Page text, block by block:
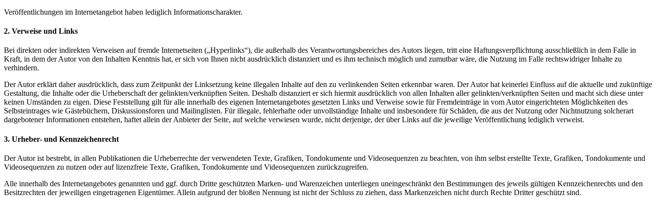
Veröffentlichungen im Internetangebot haben lediglich Informationscharakter.
2. Verweise und Links
Bei direkten oder indirekten Verweisen auf fremde Internetseiten („Hyperlinks“), die außerhalb des Verantwortungsbereiches des Autors liegen, tritt eine Haftungsverpflichtung ausschließlich in dem Falle in
Kraft, in dem der Autor von den Inhalten Kenntnis hat, er sich von Ihnen nicht ausdrücklich distanziert und es ihm technisch möglich und zumutbar wäre, die Nutzung im Falle rechtswidriger Inhalte zu
verhindern.
Der Autor erklärt daher ausdrücklich, dass zum Zeitpunkt der Linksetzung keine illegalen Inhalte auf den zu verlinkenden Seiten erkennbar waren. Der Autor hat keinerlei Einfluss auf die aktuelle und zukünftige
Gestaltung, die Inhalte oder die Urheberschaft der gelinkten/verknüpften Seiten. Deshalb distanziert er sich hiermit ausdrücklich von allen Inhalten aller gelinkten/verknüpften Seiten und macht sich diese unter
keinen Umständen zu eigen. Diese Feststellung gilt für alle innerhalb des eigenen Internetangebotes gesetzten Links und Verweise sowie für Fremdeinträge in vom Autor eingerichteten Möglichkeiten des
Selbsteintrages wie Gästebüchern, Diskussionsforen und Mailinglisten. Für illegale, fehlerhafte oder unvollständige Inhalte und insbesondere für Schäden, die aus der Nutzung oder Nichtnutzung solcherart
dargebotener Informationen entstehen, haftet allein der Anbieter der Seite, auf welche verwiesen wurde, nicht derjenige, der über Links auf die jeweilige Veröffentlichung lediglich verweist.
3. Urheber- und Kennzeichenrecht
Der Autor ist bestrebt, in allen Publikationen die Urheberrechte der verwendeten Texte, Grafiken, Tondokumente und Videosequenzen zu beachten, von ihm selbst erstellte Texte, Grafiken, Tondokumente und
Videosequenzen zu nutzen oder auf lizenzfreie Texte, Grafiken, Tondokumente und Videosequenzen zurückzugreifen.
Alle innerhalb des Internetangebotes genannten und ggf. durch Dritte geschützten Marken- und Warenzeichen unterliegen uneingeschränkt den Bestimmungen des jeweils gültigen Kennzeichenrechts und den
Besitzrechten der jeweiligen eingetragenen Eigentümer. Allein aufgrund der bloßen Nennung ist nicht der Schluss zu ziehen, dass Markenzeichen nicht durch Rechte Dritter geschützt sind.